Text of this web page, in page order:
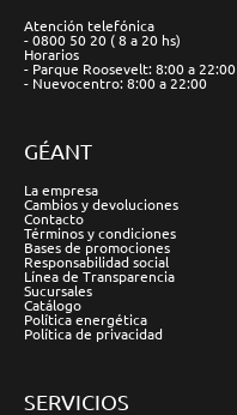
Atención telefónica
- 0800 50 20 ( 8 a 20 hs)
Horarios
- Parque Roosevelt: 8:00 a 22:00
- Nuevocentro: 8:00 a 22:00
GÉANT
La empresa
Cambios y devoluciones
Contacto
Términos y condiciones
Bases de promociones
Responsabilidad social
Línea de Transparencia
Sucursales
Catálogo
Política energética
Política de privacidad
SERVICIOS